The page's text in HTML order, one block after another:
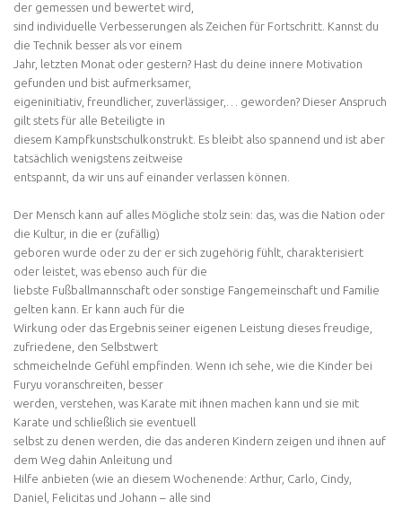
der gemessen und bewertet wird,
sind individuelle Verbesserungen als Zeichen für Fortschritt. Kannst du
die Technik besser als vor einem
Jahr, letzten Monat oder gestern? Hast du deine innere Motivation
gefunden und bist aufmerksamer,
eigeninitiativ, freundlicher, zuverlässiger,… geworden? Dieser Anspruch
gilt stets für alle Beteiligte in
diesem Kampfkunstschulkonstrukt. Es bleibt also spannend und ist aber
tatsächlich wenigstens zeitweise
entspannt, da wir uns auf einander verlassen können.
Der Mensch kann auf alles Mögliche stolz sein: das, was die Nation oder
die Kultur, in die er (zufällig)
geboren wurde oder zu der er sich zugehörig fühlt, charakterisiert
oder leistet, was ebenso auch für die
liebste Fußballmannschaft oder sonstige Fangemeinschaft und Familie
gelten kann. Er kann auch für die
Wirkung oder das Ergebnis seiner eigenen Leistung dieses freudige,
zufriedene, den Selbstwert
schmeichelnde Gefühl empfinden. Wenn ich sehe, wie die Kinder bei
Furyu voranschreiten, besser
werden, verstehen, was Karate mit ihnen machen kann und sie mit
Karate und schließlich sie eventuell
selbst zu denen werden, die das anderen Kindern zeigen und ihnen auf
dem Weg dahin Anleitung und
Hilfe anbieten (wie an diesem Wochenende: Arthur, Carlo, Cindy,
Daniel, Felicitas und Johann – alle sind